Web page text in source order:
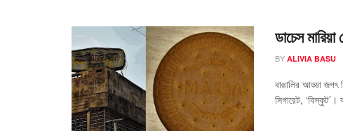
ডাচেস
BY ALIVIA BASU
বাঙালির আড্ডা
সিগারেট,